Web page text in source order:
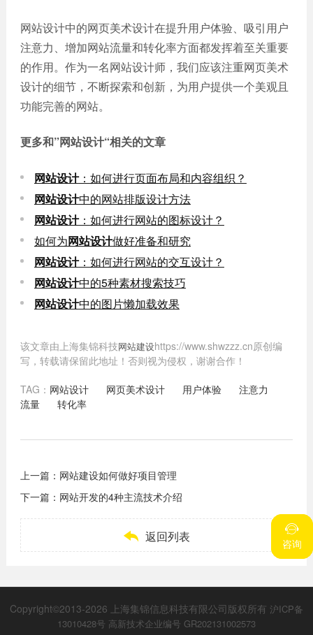
网站设计中的网页美术设计在提升用户体验、吸引用户
注意力、增加网站流量和转化率方面都发挥着至关重要
的作用。作为一名网站设计师，我们应该注重网页美术
设计的细节，不断探索和创新，为用户提供一个美观且
功能完善的网站。
更多和”网站设计“相关的文章
网站设计：如何进行页面布局和内容组织？
网站设计中的网站排版设计方法
网站设计：如何进行网站的图标设计？
如何为网站设计做好准备和研究
网站设计：如何进行网站的交互设计？
网站设计中的5种素材搜索技巧
网站设计中的图片懒加载效果
该文章由上海集锦科技网站建设https://www.shwzzz.cn原创编
写，转载请保留此地址！否则视为侵权，谢谢合作！
TAG： 网站设计 网页美术设计 用户体验
注意力
流量
转化率
上一篇： 网站建设如何做好项目管理
下一篇： 网站开发的4种主流技术介绍
 返回列表 
咨询
Copyright©2013-2026 上海集锦信息科技有限公司版权所有 沪ICP备
13010428号 高新技术企业编号 GR202131002573

咨询